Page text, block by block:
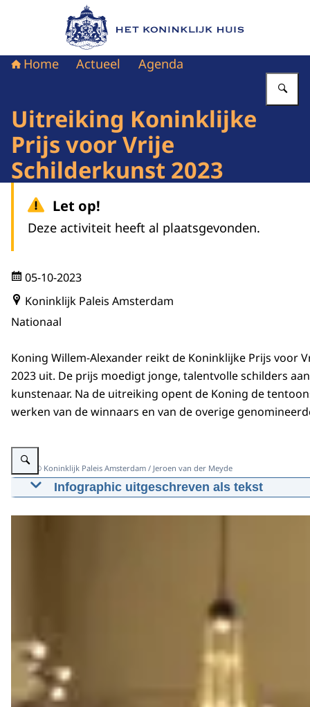
Naar de homepage van Het Koninklijk Huis
Home Actueel Agenda
Uitreiking Koninklijke
Prijs voor Vrije
Schilderkunst 2023
Let op!
Deze activiteit heeft al plaatsgevonden.
05-10-2023
Koninklijk Paleis Amsterdam
Nationaal
Koning Willem-Alexander reikt de Koninklijke Prijs voor
2023 uit. De prijs moedigt jonge, talentvolle schilders
kunstenaar. Na de uitreiking opent de Koning de
werken van de winnaars en van de overige
Vergroot afbeelding Koning Willem-Alexander en de winnaars van de
Beeld: © Koninklijk Paleis Amsterdam / Jeroen van der Meyde
Infographic uitgeschreven als tekst